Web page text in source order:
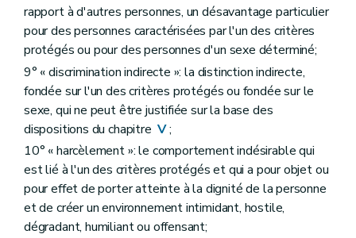
rapport à d'autres personnes, un désavantage particulier
pour des personnes caractérisées par l'un des critères
protégés ou pour des personnes d'un sexe déterminé;
9° « discrimination indirecte »: la distinction indirecte,
fondée sur l'un des critères protégés ou fondée sur le
sexe, qui ne peut être justifiée sur la base des
dispositions du chapitreV;
10° « harcèlement »: le comportement indésirable qui
est lié à l'un des critères protégés et qui a pour objet ou
pour effet de porter atteinte à la dignité de la personne
et de créer un environnement intimidant, hostile,
dégradant, humiliant ou offensant;